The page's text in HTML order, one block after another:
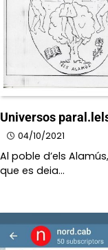
Universos
04/10/2021
Al poble d’els
que es deia…